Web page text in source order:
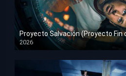
Proyecto Salvación (Proyecto Fin
2026
HD 1080p